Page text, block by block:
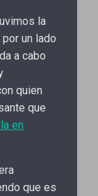
la
un lado
a cabo
quien
que
en
que es